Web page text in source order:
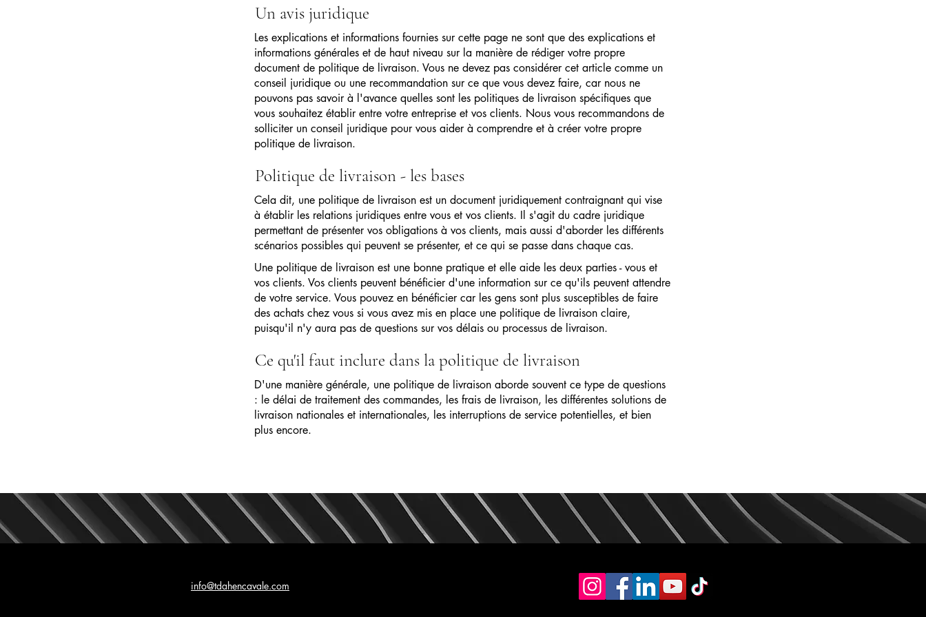
Un avis juridique
Les explications et informations fournies sur cette page ne sont que des explications et
informations générales et de haut niveau sur la manière de rédiger votre propre
document de politique de livraison. Vous ne devez pas considérer cet article comme un
conseil juridique ou une recommandation sur ce que vous devez faire, car nous ne
pouvons pas savoir à l'avance quelles sont les politiques de livraison spécifiques que
vous souhaitez établir entre votre entreprise et vos clients. Nous vous recommandons de
solliciter un conseil juridique pour vous aider à comprendre et à créer votre propre
politique de livraison.
Politique de livraison - les bases
Cela dit, une politique de livraison est un document juridiquement contraignant qui vise
à établir les relations juridiques entre vous et vos clients. Il s'agit du cadre juridique
permettant de présenter vos obligations à vos clients, mais aussi d'aborder les différents
scénarios possibles qui peuvent se présenter, et ce qui se passe dans chaque cas.
Une politique de livraison est une bonne pratique et elle aide les deux parties - vous et
vos clients. Vos clients peuvent bénéficier d'une information sur ce qu'ils peuvent attendre
de votre service. Vous pouvez en bénéficier car les gens sont plus susceptibles de faire
des achats chez vous si vous avez mis en place une politique de livraison claire,
puisqu'il n'y aura pas de questions sur vos délais ou processus de livraison.
Ce qu'il faut inclure dans la politique de livraison
D'une manière générale, une politique de livraison aborde souvent ce type de questions
: le délai de traitement des commandes, les frais de livraison, les différentes solutions de
livraison nationales et internationales, les interruptions de service potentielles, et bien
plus encore.
info@tdahencavale.com